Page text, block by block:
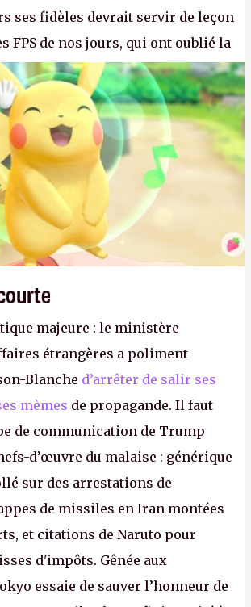
ses fidèles devrait servir de leçon
FPS de nos jours, qui ont oublié la
envers leurs joueurs et les
une bonne guerre des
cons !
majeure : le ministère
étrangères a poliment
Blanche d’arrêter de salir ses
mèmes de propagande. Il faut
de communication de Trump
d’œuvre du malaise : générique
sur des arrestations de
de missiles en Iran montées
et citations de Naruto pour
d'impôts. Gênée aux
essaie de sauver l’honneur de